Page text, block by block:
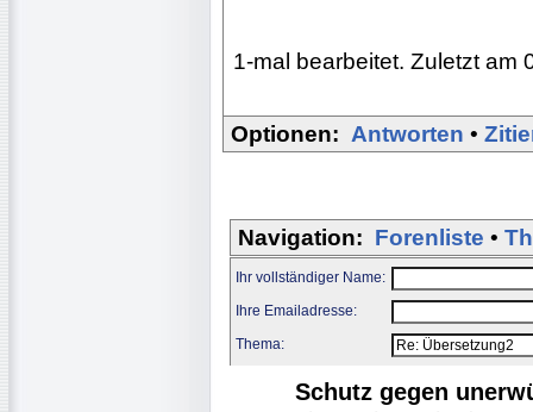
1-mal bearbeitet. Zuletzt am
Optionen: Antworten •
Navigation: Forenliste •
Ihr vollständiger Name:
Ihre Emailadresse:
Thema:
Schutz gegen